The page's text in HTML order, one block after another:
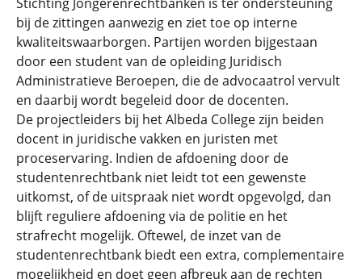
bij de zittingen aanwezig en ziet toe op interne
kwaliteitswaarborgen. Partijen worden bijgestaan
door een student van de opleiding Juridisch
Administratieve Beroepen, die de advocaatrol vervult
en daarbij wordt begeleid door de docenten.
De projectleiders bij het Albeda College zijn beiden
docent in juridische vakken en juristen met
proceservaring. Indien de afdoening door de
studentenrechtbank niet leidt tot een gewenste
uitkomst, of de uitspraak niet wordt opgevolgd, dan
blijft reguliere afdoening via de politie en het
strafrecht mogelijk. Oftewel, de inzet van de
studentenrechtbank biedt een extra, complementaire
mogelijkheid en doet geen afbreuk aan de rechten